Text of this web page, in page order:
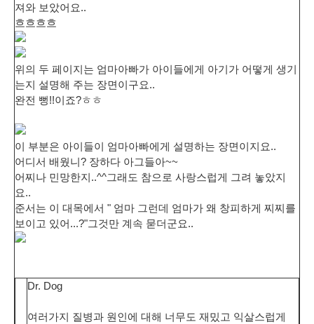
져와 보았어요..
흐흐흐흐
위의 두 페이지는 엄마아빠가 아이들에게 아기가 어떻게 생기
는지 설명해 주는 장면이구요..
완전 뻥!!이죠?ㅎㅎ
이 부분은 아이들이 엄마아빠에게 설명하는 장면이지요..
어디서 배웠니? 장하다 아그들아~~
어찌나 민망한지..^^그래도 참으로 사랑스럽게 그려 놓았지
요..
준서는 이 대목에서 " 엄마 그런데 엄마가 왜 창피하게 찌찌를
보이고 있어...?"그것만 계속 묻더군요..
Dr. Dog
여러가지 질병과 원인에 대해 너무도 재밌고 익살스럽게